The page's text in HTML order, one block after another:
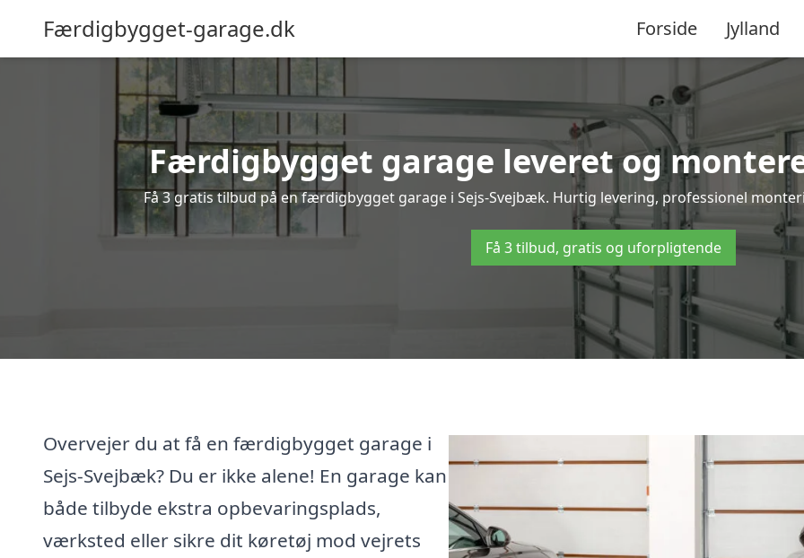
Færdigbygget-garage.dk Forside Jylland
Færdigbygget garage leveret og
Få 3 gratis tilbud på en færdigbygget garage i Sejs-Svejbæk. Hurtig levering, professionel
Få 3 tilbud, gratis og uforpligtende
Overvejer du at få en færdigbygget garage i
Sejs-Svejbæk? Du er ikke alene! En garage kan
både tilbyde ekstra opbevaringsplads,
værksted eller sikre dit køretøj mod vejrets